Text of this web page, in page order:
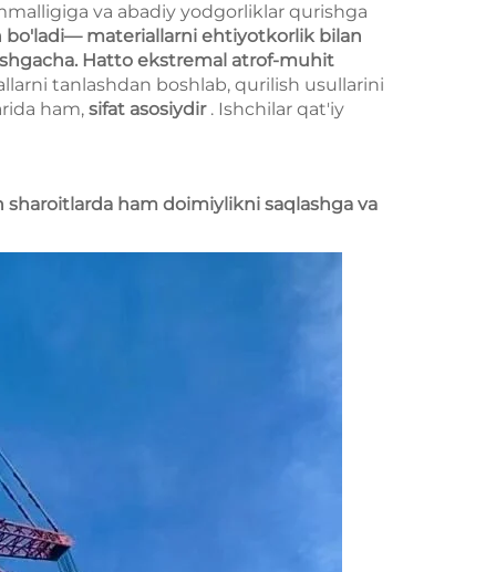
va abadiy yodgorliklar qurishga
bo'ladi— materiallarni ehtiyotkorlik bilan
Hatto ekstremal atrof-muhit
tanlashdan boshlab, qurilish usullarini
ham, sifat asosiydir . Ishchilar qat'iy
sharoitlarda ham doimiylikni saqlashga va